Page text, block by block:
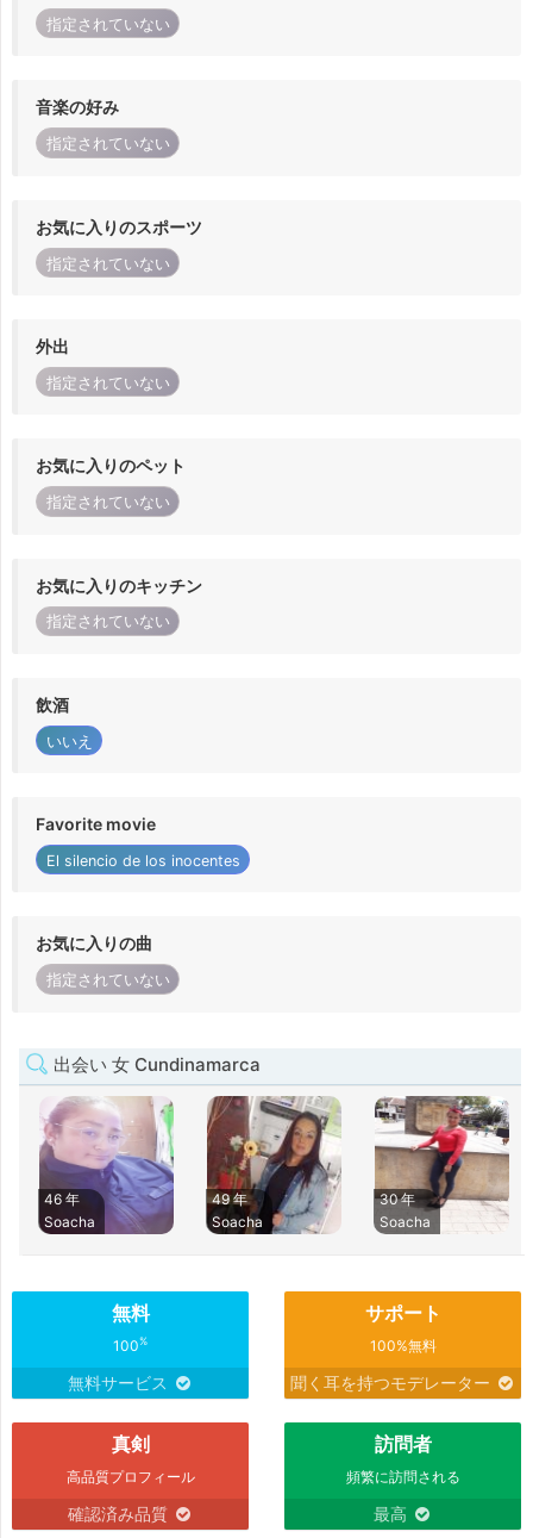
指定されていない
音楽の好み
指定されていない
お気に入りのスポーツ
指定されていない
外出
指定されていない
お気に入りのペット
指定されていない
お気に入りのキッチン
指定されていない
飲酒
いいえ
Favorite movie
El silencio de los inocentes
お気に入りの曲
指定されていない
出会い 女 Cundinamarca
46 年
Soacha
49 年
Soacha
30 年
Soacha
無料
100%
無料サービス
サポート
100%無料
聞く耳を持つモデレーター
真剣
高品質プロフィール
確認済み品質
訪問者
頻繁に訪問される
最高